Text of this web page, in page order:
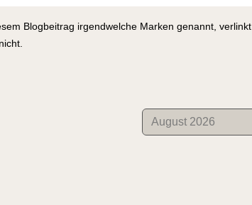
Blogbeitrag irgendwelche Marken genannt,